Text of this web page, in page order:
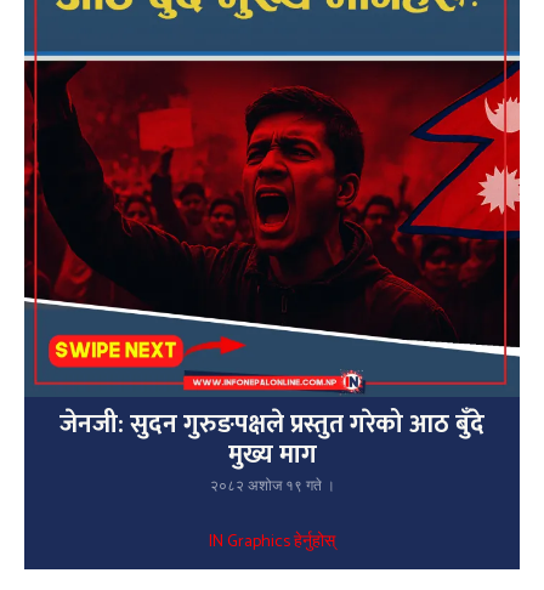
जेनजी: सुदन गुरुङपक्षले प्रस्तुत गरेको आठ बुँदे
मुख्य माग
२०८२ अशोज १९ गते ।
IN Graphics हेर्नुहोस्